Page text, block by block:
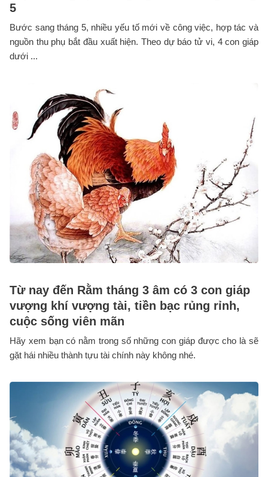
5
Bước sang tháng 5, nhiều yếu tố mới về công việc, hợp tác và
nguồn thu phụ bắt đầu xuất hiện. Theo dự báo tử vi, 4 con giáp
dưới ...
Từ nay đến Rằm tháng 3 âm có 3 con giáp
vượng khí vượng tài, tiền bạc rủng rỉnh,
cuộc sống viên mãn
Hãy xem bạn có nằm trong số những con giáp được cho là sẽ
gặt hái nhiều thành tựu tài chính này không nhé.